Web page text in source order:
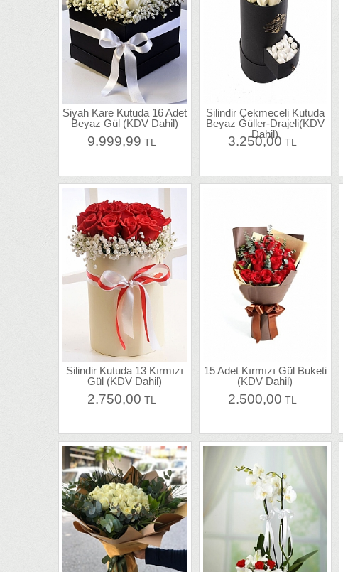
Siyah Kare Kutuda 16 Adet
Beyaz Gül (KDV Dahil)
9.999,99 TL
Silindir Çekmeceli Kutuda
Beyaz Güller-Drajeli(KDV
Dahil)
3.250,00 TL
Silindir Kutuda 13 Kırmızı
Gül (KDV Dahil)
2.750,00 TL
15 Adet Kırmızı Gül Buketi
(KDV Dahil)
2.500,00 TL